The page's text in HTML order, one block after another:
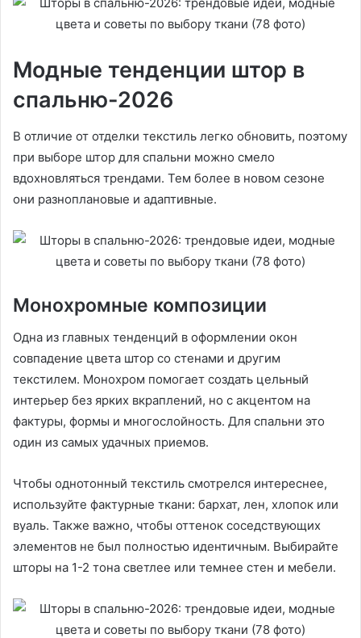
Модные тенденции штор в
спальню-2026
В отличие от отделки текстиль легко обновить, поэтому
при выборе штор для спальни можно смело
вдохновляться трендами. Тем более в новом сезоне
они разноплановые и адаптивные.
Монохромные композиции
Одна из главных тенденций в оформлении окон
совпадение цвета штор со стенами и другим
текстилем. Монохром помогает создать цельный
интерьер без ярких вкраплений, но с акцентом на
фактуры, формы и многослойность. Для спальни это
один из самых удачных приемов.
Чтобы однотонный текстиль смотрелся интереснее,
используйте фактурные ткани: бархат, лен, хлопок или
вуаль. Также важно, чтобы оттенок соседствующих
элементов не был полностью идентичным. Выбирайте
шторы на 1-2 тона светлее или темнее стен и мебели.